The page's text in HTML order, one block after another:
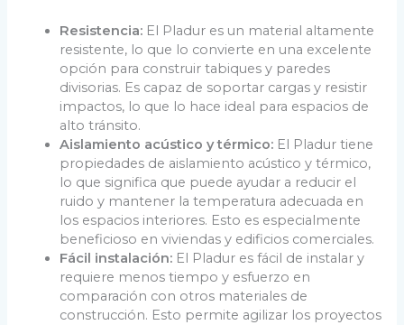
Resistencia: El Pladur es un material altamente
resistente, lo que lo convierte en una excelente
opción para construir tabiques y paredes
divisorias. Es capaz de soportar cargas y resistir
impactos, lo que lo hace ideal para espacios de
alto tránsito.
Aislamiento acústico y térmico: El Pladur tiene
propiedades de aislamiento acústico y térmico,
lo que significa que puede ayudar a reducir el
ruido y mantener la temperatura adecuada en
los espacios interiores. Esto es especialmente
beneficioso en viviendas y edificios comerciales.
Fácil instalación: El Pladur es fácil de instalar y
requiere menos tiempo y esfuerzo en
comparación con otros materiales de
construcción. Esto permite agilizar los proyectos